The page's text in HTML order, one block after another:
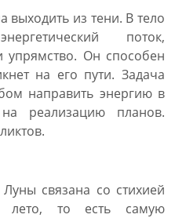
выходить из тени. В тело
поток,
Он способен
на его пути. Задача
направить энергию в
реализацию планов.
связана со стихией
лето, то есть самую